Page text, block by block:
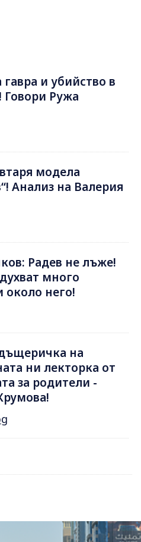
гавра и убийство в
Говори Ружа
модела
Анализ на Валерия
Радев не лъже!
много
около него!
на
ни лекторка от
за родители -